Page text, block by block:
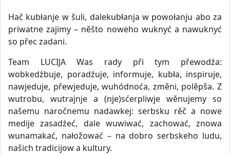
Hač kubłanje w šuli, dalekubłanja w powołanju abo za
priwatne zajimy – něšto noweho wuknyć a nawuknyć
so přec zadani.
Team LUCIJA Was rady při tym přewodźa:
wobkedźbuje, poradźuje, informuje, kubła, inspiruje,
nawjeduje, přewjeduje, wuhódnoća, změni, polěpša. Z
wutrobu, wutrajnje a (nje)sćerpliwje wěnujemy so
našemu naročnemu nadawkej: serbsku rěč a nowe
medije zasadźeć, dale wuwiwać, zachować, znowa
wunamakać, nałožować – na dobro serbskeho ludu,
našich tradicijow a kultury.